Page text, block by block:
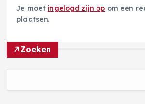
Je moet ingelogd zijn op om een
plaatsen.
Zoeken